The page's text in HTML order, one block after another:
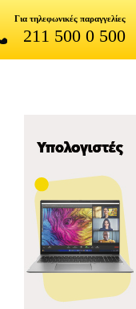
Για τηλεφωνικές παραγγελίες
211 500 0 500